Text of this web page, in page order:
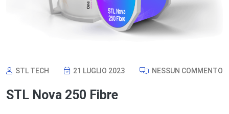
STL TECH 21 LUGLIO 2023 NESSUN COMMENTO
STL Nova 250 Fibre